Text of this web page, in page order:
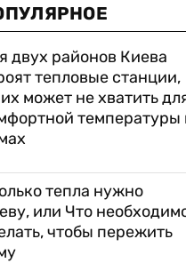
двух районов Киева
тепловые станции,
может не хватить
температуры
тепла нужно
или Что
чтобы пережить